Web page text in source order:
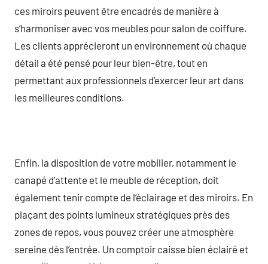
ces miroirs peuvent être encadrés de manière à
s’harmoniser avec vos meubles pour salon de coiffure.
Les clients apprécieront un environnement où chaque
détail a été pensé pour leur bien-être, tout en
permettant aux professionnels d’exercer leur art dans
les meilleures conditions.
Enfin, la disposition de votre mobilier, notamment le
canapé d’attente et le meuble de réception, doit
également tenir compte de l’éclairage et des miroirs. En
plaçant des points lumineux stratégiques près des
zones de repos, vous pouvez créer une atmosphère
sereine dès l’entrée. Un comptoir caisse bien éclairé et